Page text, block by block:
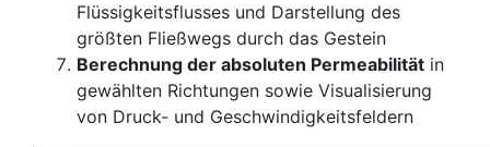
Flüssigkeitsflusses und Darstellung des
größten Fließwegs durch das Gestein
Berechnung der absoluten Permeabilität in
gewählten Richtungen sowie Visualisierung
von Druck- und Geschwindigkeitsfeldern